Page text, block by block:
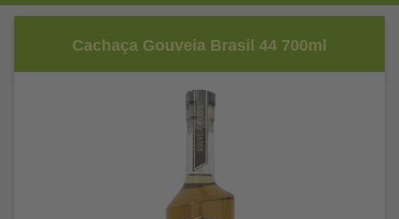
Cachaça Gouveia Brasil 44 700ml